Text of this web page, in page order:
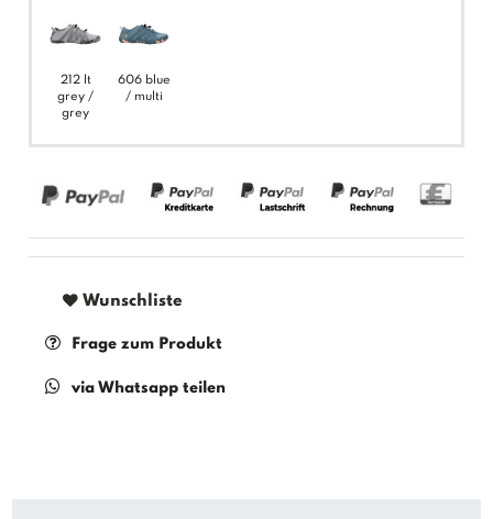
212 lt
grey /
grey
606 blue
/ multi
Wunschliste
Frage zum Produkt
via Whatsapp teilen